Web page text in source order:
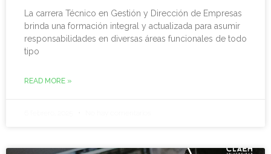
La carrera Técnico en Gestión y Dirección de Empresas
brinda una formación integral y actualizada para asumir
responsabilidades en diversas áreas funcionales de todo
tipo
READ MORE »